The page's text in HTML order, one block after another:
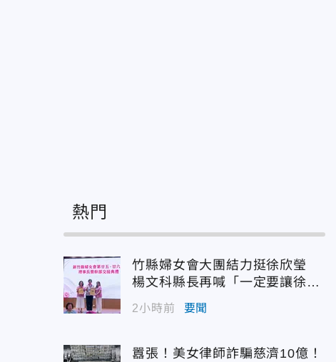
熱門
竹縣婦女會大團結力挺徐欣瑩
楊文科縣長再喊「一定要讓徐欣
瑩當選」
2小時前 要聞
囂張！美女律師詐騙慈濟10億！